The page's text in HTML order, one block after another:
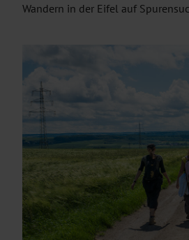
Wandern in der Eifel auf